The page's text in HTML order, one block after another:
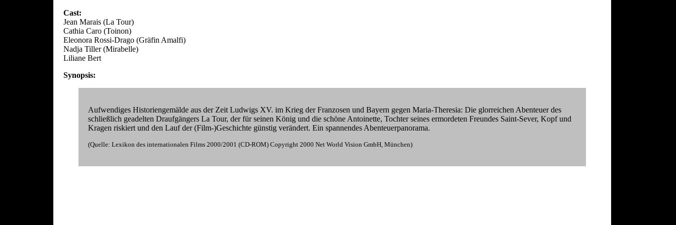
Cast:
Jean Marais (La Tour)
Cathia Caro (Toinon)
Eleonora Rossi-Drago (Gräfin Amalfi)
Nadja Tiller (Mirabelle)
Liliane Bert
Synopsis:
Aufwendiges Historiengemälde aus der Zeit Ludwigs XV. im Krieg der Franzosen und Bayern gegen Maria-Theresia: Die glorreichen Abenteuer des
schließlich geadelten Draufgängers La Tour, der für seinen König und die schöne Antoinette, Tochter seines ermordeten Freundes Saint-Sever, Kopf und
Kragen riskiert und den Lauf der (Film-)Geschichte günstig verändert. Ein spannendes Abenteuerpanorama.
(Quelle: Lexikon des internationalen Films 2000/2001 (CD-ROM) Copyright 2000 Net World Vision GmbH, München)